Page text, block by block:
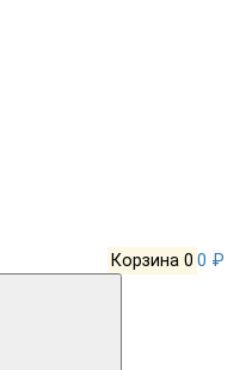
Корзина 0 0 ₽